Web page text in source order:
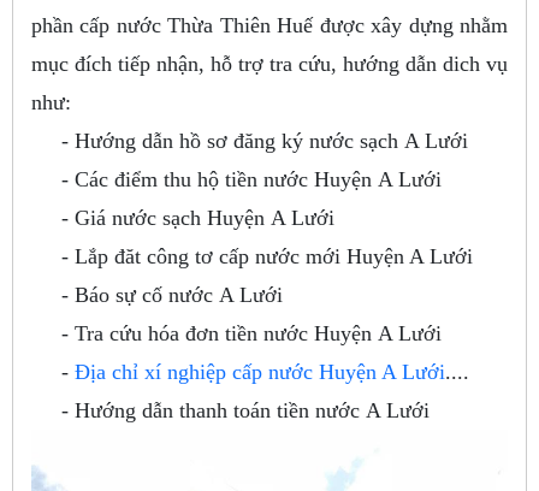
phần cấp nước Thừa Thiên Huế được xây dựng nhằm
mục đích tiếp nhận, hỗ trợ tra cứu, hướng dẫn dich vụ
như:
- Hướng dẫn hồ sơ đăng ký nước sạch A Lưới
- Các điểm thu hộ tiền nước Huyện A Lưới
- Giá nước sạch Huyện A Lưới
- Lắp đăt công tơ cấp nước mới Huyện A Lưới
- Báo sự cố nước A Lưới
- Tra cứu hóa đơn tiền nước Huyện A Lưới
- Địa chỉ xí nghiệp cấp nước Huyện A Lưới....
- Hướng dẫn thanh toán tiền nước A Lưới